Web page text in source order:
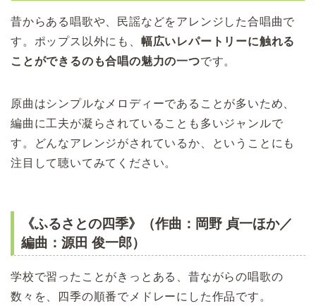
昔からある唱歌や、民謡などをアレンジした合唱曲で
す。ポップス以外にも、 幅広いレパートリーに触れる
ことができるのも合唱の魅力の一つです。
原曲はシンプルなメロディーであることが多いため、
編曲に工夫が凝らされていることも多いジャンルで
す。どんなアレンジがされているか、ということにも
注目して聴いてみてください。
《ふるさとの四季》（作曲：岡野 貞一ほか／
編曲：源田 俊一郎）
学校で習ったことがきっとある、昔ながらの唱歌の
数々を、四季の順番でメドレーにした作品です。